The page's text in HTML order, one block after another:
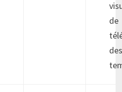
de